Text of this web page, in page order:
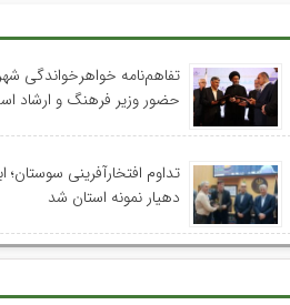
تفاهم‌نامه خواهرخواندگی
حضور وزیر فرهنگ و ارشاد
تداوم افتخارآفرینی سوستان؛
دهیار نمونه استان شد